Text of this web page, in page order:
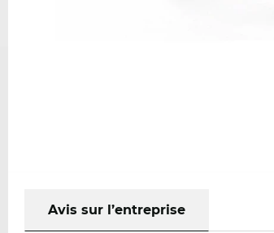
Avis sur l’entreprise